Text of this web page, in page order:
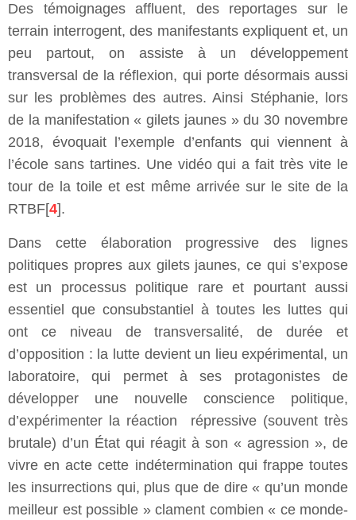
Des témoignages affluent, des reportages sur le
terrain interrogent, des manifestants expliquent et, un
peu partout, on assiste à un développement
transversal de la réflexion, qui porte désormais aussi
sur les problèmes des autres. Ainsi Stéphanie, lors
de la manifestation « gilets jaunes » du 30 novembre
2018, évoquait l’exemple d’enfants qui viennent à
l’école sans tartines. Une vidéo qui a fait très vite le
tour de la toile et est même arrivée sur le site de la
RTBF[4].
Dans cette élaboration progressive des lignes
politiques propres aux gilets jaunes, ce qui s’expose
est un processus politique rare et pourtant aussi
essentiel que consubstantiel à toutes les luttes qui
ont ce niveau de transversalité, de durée et
d’opposition : la lutte devient un lieu expérimental, un
laboratoire, qui permet à ses protagonistes de
développer une nouvelle conscience politique,
d’expérimenter la réaction répressive (souvent très
brutale) d’un État qui réagit à son « agression », de
vivre en acte cette indétermination qui frappe toutes
les insurrections qui, plus que de dire « qu’un monde
meilleur est possible » clament combien « ce monde-